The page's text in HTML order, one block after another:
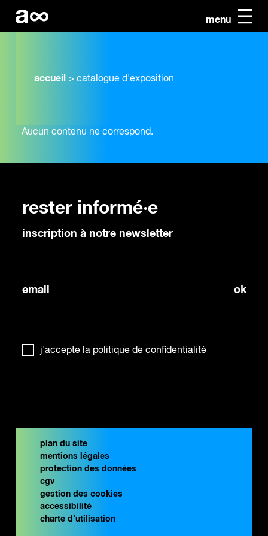
menu
accueil > catalogue d'exposition
Aucun contenu ne correspond.
rester informé·e
inscription à notre newsletter
j'accepte la politique de confidentialité
plan du site
mentions légales
protection des données
cgv
gestion des cookies
accessibilité
charte d’utilisation